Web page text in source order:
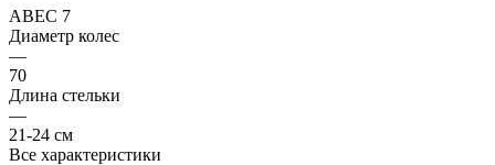
ABEC 7
Диаметр колес
—
70
Длина стельки
—
21-24 см
Все характеристики